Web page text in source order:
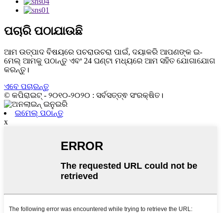
ପଚାରି ପଠାଯାଉଛି
ଆମ ଉତ୍ପାଦ ବିଷୟରେ ପଚରାଉଚରା ପାଇଁ, ଦୟାକରି ଆପଣଙ୍କ ଇ-
ମେଲ୍ ଆମକୁ ପଠାନ୍ତୁ ଏବଂ 24 ଘଣ୍ଟା ମଧ୍ୟରେ ଆମ ସହିତ ଯୋଗାଯୋଗ
କରନ୍ତୁ।
ଏବେ ପଚାରନ୍ତୁ
© କପିରାଇଟ୍ - ୨୦୧୦-୨୦୨୦ : ସର୍ବସତ୍ତ୍ଵ ସଂରକ୍ଷିତ।
ଇମେଲ୍ ପଠାନ୍ତୁ
x